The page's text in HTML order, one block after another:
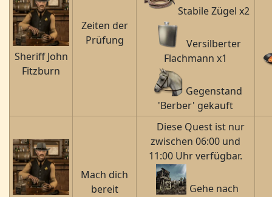
Sheriff John
Fitzburn
Zeiten der
Prüfung
Stabile Zügel x2
Versilberter
Flachmann x1
Gegenstand
'Berber' gekauft
Mach dich
bereit
Diese Quest ist nur
zwischen 06:00 und
11:00 Uhr verfügbar.
Gehe nach